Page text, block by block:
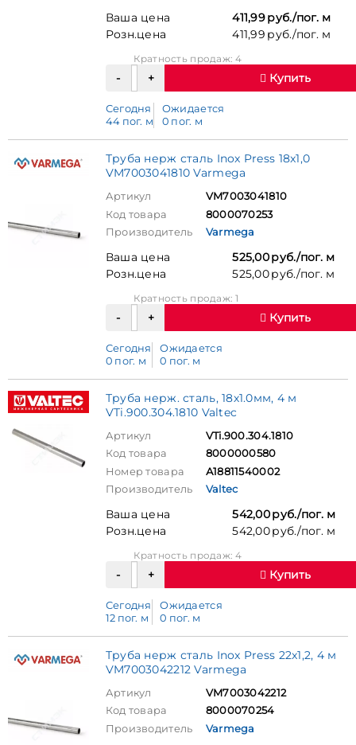
Ваша цена
411,99 руб./пог. м
Розн.цена
411,99 руб./пог. м
Кратность продаж: 4
Купить
Сегодня
44 пог. м
Ожидается
0 пог. м
Труба нерж сталь Inox Press 18x1,0
VM7003041810 Varmega
Артикул
VM7003041810
Код товара
8000070253
Производитель
Varmega
Ваша цена
525,00 руб./пог. м
Розн.цена
525,00 руб./пог. м
Кратность продаж: 1
Купить
Сегодня
0 пог. м
Ожидается
0 пог. м
Труба нерж. сталь, 18х1.0мм, 4 м
VTi.900.304.1810 Valtec
Артикул
VTi.900.304.1810
Код товара
8000000580
Номер товара
А18811540002
Производитель
Valtec
Ваша цена
542,00 руб./пог. м
Розн.цена
542,00 руб./пог. м
Кратность продаж: 4
Купить
Сегодня
12 пог. м
Ожидается
0 пог. м
Труба нерж сталь Inox Press 22x1,2, 4 м
VM7003042212 Varmega
Артикул
VM7003042212
Код товара
8000070254
Производитель
Varmega